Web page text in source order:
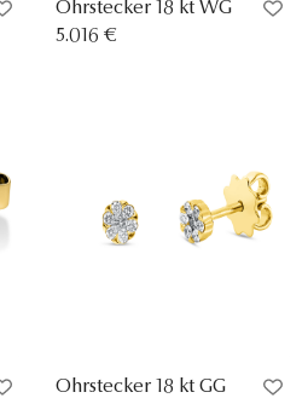
Ohrstecker 18 kt WG
5.016 €
Ohrstecker 18 kt GG